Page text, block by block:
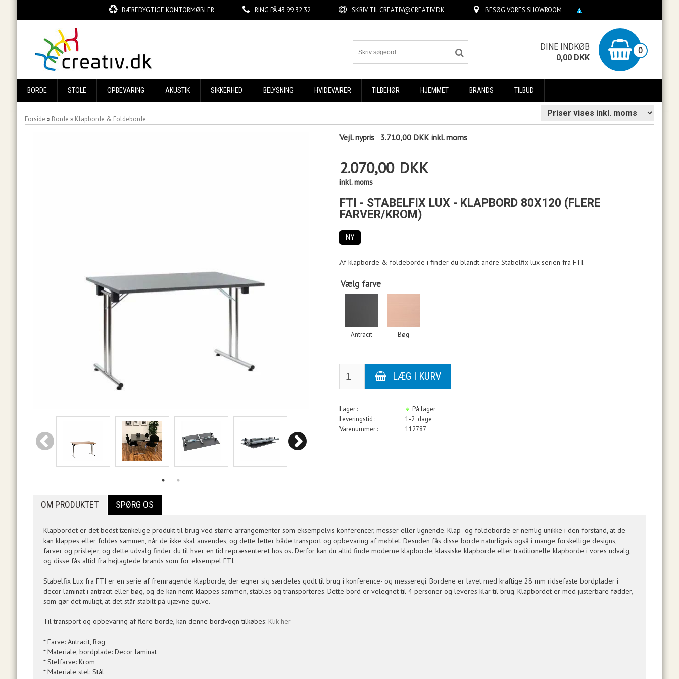
BÆREDYGTIGE KONTORMØBLER RING PÅ43 99 32 32 SKRIV TILCREATIV@CREATIV.DK BESØG VORES SHOWROOM
DINE INDKØB 0
0,00 DKK
BORDE STOLE OPBEVARING AKUSTIK SIKKERHED BELYSNING HVIDEVARER TILBEHØR HJEMMET BRANDS TILBUD
Forside » Borde » Klapborde & Foldeborde
Vejl. nypris 3.710,00 DKK inkl. moms
2.070,00 DKK
inkl. moms
FTI - STABELFIX LUX - KLAPBORD 80X120 (FLERE
FARVER/KROM)
NY
Af klapborde & foldeborde i finder du blandt andre Stabelfix lux serien fra FTI.
Vælg farve
Antracit Bøg
Lager :
På lager
Leveringstid :
1-2 dage
Varenummer :
112787
OM PRODUKTET SPØRG OS
Klapbordet er det bedst tænkelige produkt til brug ved større arrangementer som eksempelvis konferencer, messer eller lignende. Klap- og foldeborde er nemlig unikke i den forstand, at de
kan klappes eller foldes sammen, når de ikke skal anvendes, og dette letter både transport og opbevaring af møblet. Desuden fås disse borde naturligvis også i mange forskellige designs,
farver og prislejer, og dette udvalg finder du til hver en tid repræsenteret hos os. Derfor kan du altid finde moderne klapborde, klassiske klapborde eller traditionelle klapborde i vores udvalg,
og disse fås altid fra højtagtede brands som for eksempel FTI.
Stabelfix Lux fra FTI er en serie af fremragende klapborde, der egner sig særdeles godt til brug i konference- og messeregi. Bordene er lavet med kraftige 28 mm ridsefaste bordplader i
decor laminat i antracit eller bøg, og de kan nemt klappes sammen, stables og transporteres. Dette bord er velegnet til 4 personer og leveres klar til brug. Klapbordet er med justerbare fødder,
som gør det muligt, at det står stabilt på ujævne gulve.
Til transport og opbevaring af flere borde, kan denne bordvogn tilkøbes: Klik her
* Farve: Antracit, Bøg
* Materiale, bordplade: Decor laminat
* Stelfarve: Krom
* Materiale stel: Stål